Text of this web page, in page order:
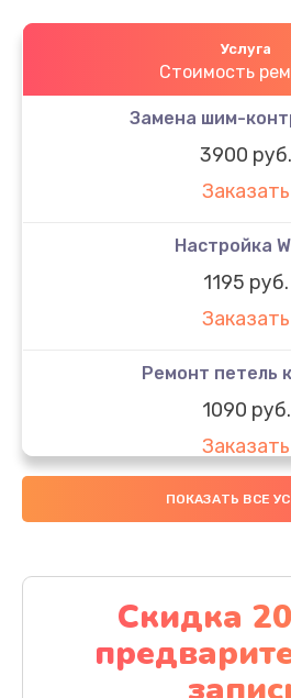
Услуга
Стоимость
Замена шим-
3900 руб.
Заказать
Настройка
1195 руб.
Заказать
Ремонт петель
1090 руб.
Заказать
Замена
Заказать
Установка
1000 руб.
ПОКАЗАТЬ ВСЕ
Скидка